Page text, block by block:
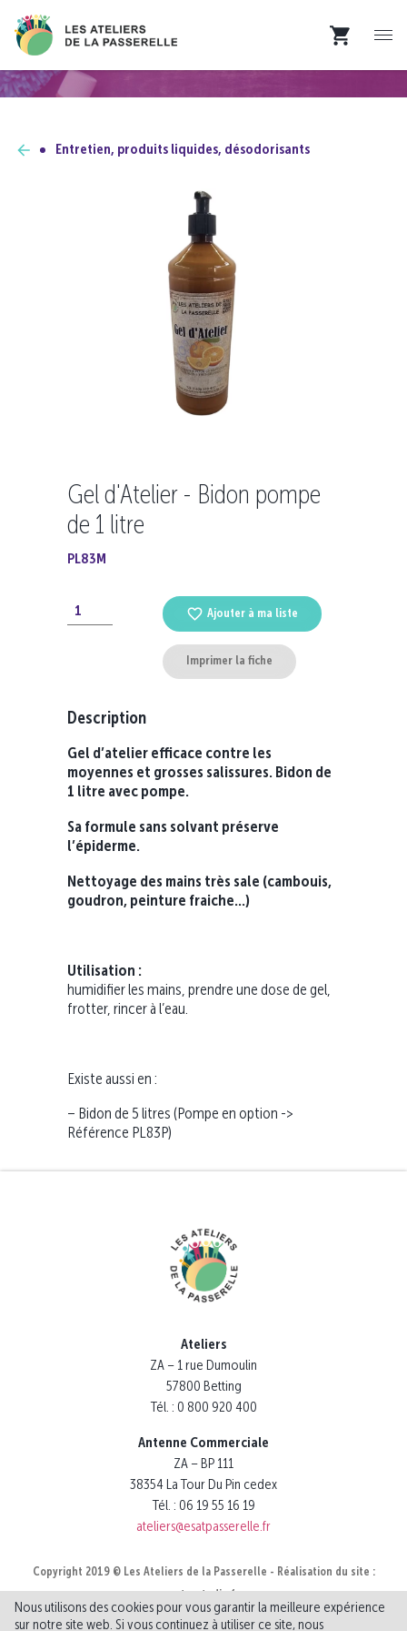
Entretien, produits liquides, désodorisants
Gel d'Atelier - Bidon pompe
de 1 litre
PL83M
Ajouter à ma liste
Imprimer la fiche
Description
Gel d’atelierefficace contre les
moyennes et grosses salissures. Bidon de
1 litre avec pompe.
Sa formule sans solvant préserve
l’épiderme.
Nettoyage des mains très sale (cambouis,
goudron, peinture fraiche…)
Utilisation :
humidifier les mains, prendre une dose de gel,
frotter, rincer à l’eau.
Existe aussi en :
– Bidon de 5 litres (Pompe en option ->
Référence PL83P)
Ateliers
ZA – 1 rue Dumoulin
57800 Betting
Tél. : 0 800 920 400
Antenne Commerciale
ZA – BP 111
38354 La Tour Du Pin cedex
Tél. : 06 19 55 16 19
ateliers@esatpasserelle.fr
Copyright 2019 © Les Ateliers de la Passerelle - Réalisation du site :
notrestudio.fr
Mentions légales
Politique de confidentialité
Nous utilisons des cookies pour vous garantir la meilleure expérience
sur notre site web. Si vous continuez à utiliser ce site, nous